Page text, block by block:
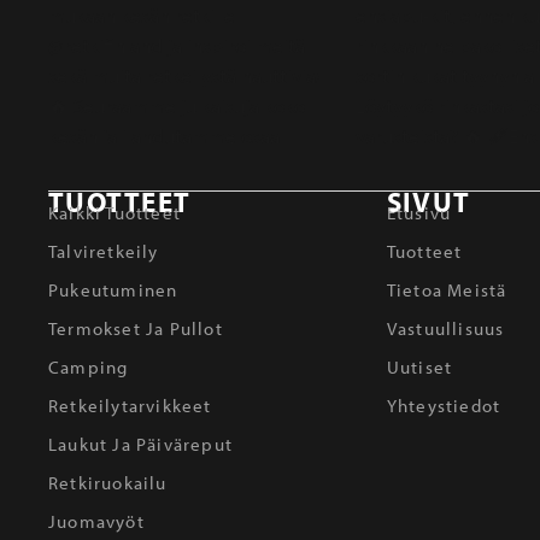
TUOTTEET
Kaikki Tuotteet
Talviretkeily
Pukeutuminen
Termokset Ja Pullot
Camping
Retkeilytarvikkeet
Laukut Ja Päiväreput
Retkiruokailu
Juomavyöt
SIVUT
Etusivu
Tuotteet
Tietoa Meistä
Vastuullisuus
Uutiset
Yhteystiedot